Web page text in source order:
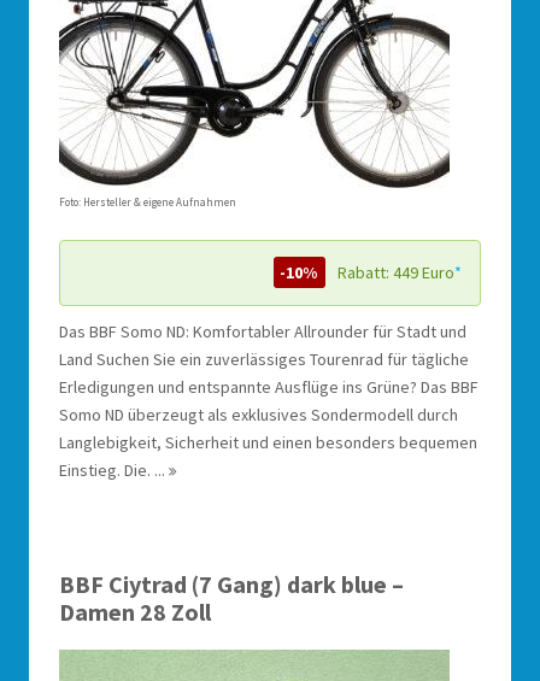
Foto: Hersteller & eigene Aufnahmen
-10% Rabatt: 449 Euro*
Das BBF Somo ND: Komfortabler Allrounder für Stadt und
Land Suchen Sie ein zuverlässiges Tourenrad für tägliche
Erledigungen und entspannte Ausflüge ins Grüne? Das BBF
Somo ND überzeugt als exklusives Sondermodell durch
Langlebigkeit, Sicherheit und einen besonders bequemen
Einstieg. Die. ...
BBF Ciytrad (7 Gang) dark blue –
Damen 28 Zoll